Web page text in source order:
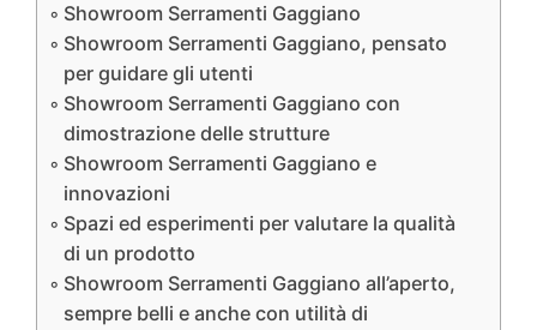
Showroom Serramenti Gaggiano
Showroom Serramenti Gaggiano, pensato
per guidare gli utenti
Showroom Serramenti Gaggiano con
dimostrazione delle strutture
Showroom Serramenti Gaggiano e
innovazioni
Spazi ed esperimenti per valutare la qualità
di un prodotto
Showroom Serramenti Gaggiano all’aperto,
sempre belli e anche con utilità di